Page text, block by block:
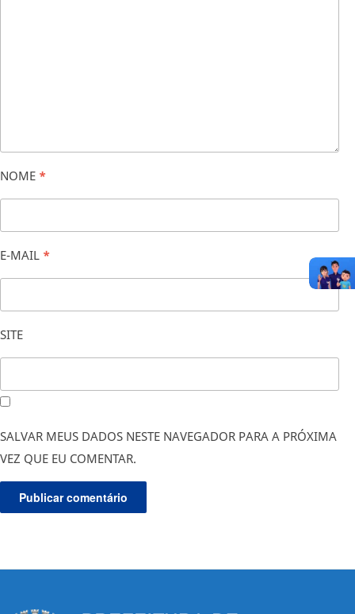
NOME *
E-MAIL *
SITE
SALVAR MEUS DADOS NESTE NAVEGADOR PARA A PRÓXIMA
VEZ QUE EU COMENTAR.